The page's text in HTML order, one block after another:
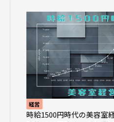
経営
時給1500円時代の美容室経